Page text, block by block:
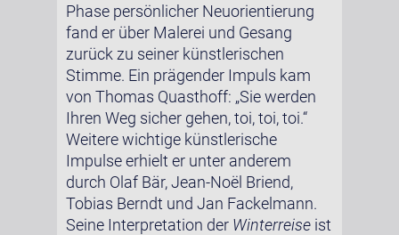
Phase persönlicher Neuorientierung
fand er über Malerei und Gesang
zurück zu seiner künstlerischen
Stimme. Ein prägender Impuls kam
von Thomas Quasthoff: „Sie werden
Ihren Weg sicher gehen, toi, toi, toi.“
Weitere wichtige künstlerische
Impulse erhielt er unter anderem
durch Olaf Bär, Jean-Noël Briend,
Tobias Berndt und Jan Fackelmann.
Seine Interpretation der Winterreise ist